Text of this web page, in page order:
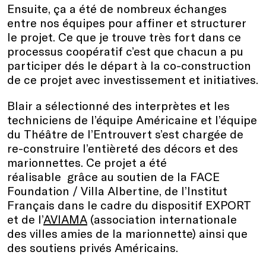
Ensuite, ça a été de nombreux échanges
entre nos équipes pour affiner et structurer
le projet. Ce que je trouve très fort dans ce
processus coopératif c’est que chacun a pu
participer dés le départ à la co-construction
de ce projet avec investissement et initiatives.
Blair a sélectionné des interprètes et les
techniciens de l’équipe Américaine et l’équipe
du Théâtre de l’Entrouvert s’est chargée de
re-construire l’entièreté des décors et des
marionnettes. Ce projet a été
réalisable grâce au soutien de la FACE
Foundation / Villa Albertine, de l’Institut
Français dans le cadre du dispositif EXPORT
et de l’AVIAMA (association internationale
des villes amies de la marionnette) ainsi que
des soutiens privés Américains.